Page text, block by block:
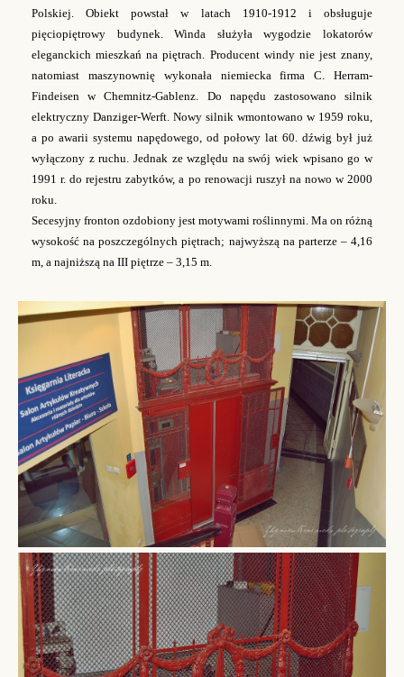
Polskiej. Obiekt powstał w latach 1910-1912 i obsługuje
pięciopiętrowy budynek. Winda służyła wygodzie lokatorów
eleganckich mieszkań na piętrach. Producent windy nie jest znany,
natomiast maszynownię wykonała niemiecka firma C. Herram-
Findeisen w Chemnitz-Gablenz. Do napędu zastosowano silnik
elektryczny Danziger-Werft. Nowy silnik wmontowano w 1959 roku,
a po awarii systemu napędowego, od połowy lat 60. dźwig był już
wyłączony z ruchu. Jednak ze względu na swój wiek wpisano go w
1991 r. do rejestru zabytków, a po renowacji ruszył na nowo w 2000
roku.
Secesyjny fronton ozdobiony jest motywami roślinnymi. Ma on różną
wysokość na poszczególnych piętrach; najwyższą na parterze – 4,16
m, a najniższą na III piętrze – 3,15 m.